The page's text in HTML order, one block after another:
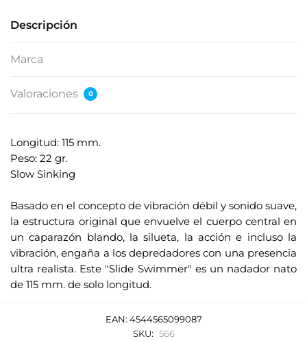
Descripción
Marca
Valoraciones 0
Longitud: 115 mm.
Peso: 22 gr.
Slow Sinking
Basado en el concepto de vibración débil y sonido suave,
la estructura original que envuelve el cuerpo central en
un caparazón blando, la silueta, la acción e incluso la
vibración, engaña a los depredadores con una presencia
ultra realista. Este "Slide Swimmer" es un nadador nato
de 115 mm. de solo longitud.
EAN: 4544565099087
SKU: 566